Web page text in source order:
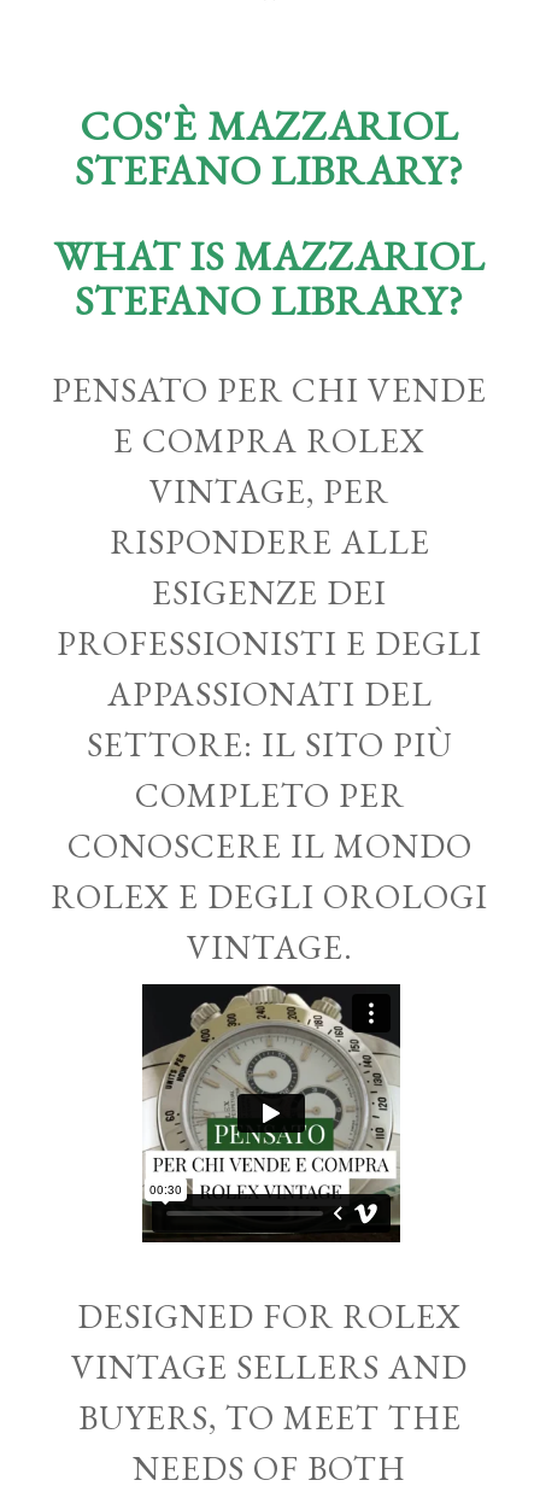
COS'È MAZZARIOL
STEFANO LIBRARY?
WHAT IS MAZZARIOL
STEFANO LIBRARY?
PENSATO PER CHI VENDE
E COMPRA ROLEX
VINTAGE, PER
RISPONDERE ALLE
ESIGENZE DEI
PROFESSIONISTI E DEGLI
APPASSIONATI DEL
SETTORE: IL SITO PIÙ
COMPLETO PER
CONOSCERE IL MONDO
ROLEX E DEGLI OROLOGI
VINTAGE.
DESIGNED FOR ROLEX
VINTAGE SELLERS AND
BUYERS, TO MEET THE
NEEDS OF BOTH